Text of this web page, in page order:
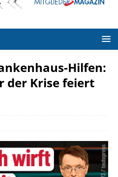
Hilfen:
der Krise feiert